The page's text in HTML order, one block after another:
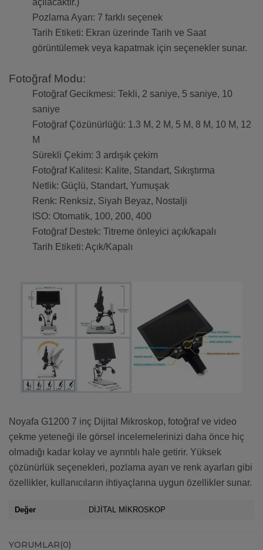
açılacaktır.)
Pozlama Ayarı: 7 farklı seçenek
Tarih Etiketi: Ekran üzerinde Tarih ve Saat
görüntülemek veya kapatmak için seçenekler sunar.
Fotoğraf Modu:
Fotoğraf Gecikmesi: Tekli, 2 saniye, 5 saniye, 10
saniye
Fotoğraf Çözünürlüğü: 1.3 M, 2 M, 5 M, 8 M, 10 M, 12
M
Sürekli Çekim: 3 ardışık çekim
Fotoğraf Kalitesi: Kalite, Standart, Sıkıştırma
Netlik: Güçlü, Standart, Yumuşak
Renk: Renksiz, Siyah Beyaz, Nostalji
ISO: Otomatik, 100, 200, 400
Fotoğraf Destek: Titreme önleyici açık/kapalı
Tarih Etiketi: Açık/Kapalı
Noyafa G1200 7 inç Dijital Mikroskop, fotoğraf ve video
çekme yeteneği ile görsel incelemelerinizi daha önce hiç
olmadığı kadar kolay ve ayrıntılı hale getirir. Yüksek
çözünürlük seçenekleri, pozlama ayarı ve renk ayarları gibi
özellikler, kullanıcıların ihtiyaçlarına uygun özellikler sunar.
Değer DİJİTAL MİKROSKOP
YORUMLAR(0)